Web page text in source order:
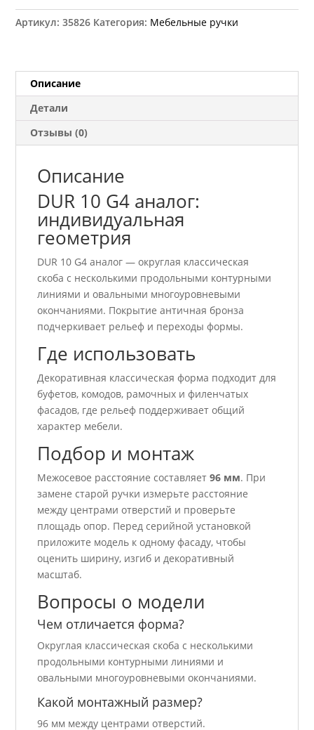
10/96
Артикул:35826 Категория: Мебельные ручки
Описание
Детали
Отзывы (0)
Описание
DUR 10 G4 аналог:
индивидуальная
геометрия
DUR 10 G4 аналог — округлая классическая
скоба с несколькими продольными контурными
линиями и овальными многоуровневыми
окончаниями. Покрытие античная бронза
подчеркивает рельеф и переходы формы.
Где использовать
Декоративная классическая форма подходит для
буфетов, комодов, рамочных и филенчатых
фасадов, где рельеф поддерживает общий
характер мебели.
Подбор и монтаж
Межосевое расстояние составляет96 мм. При
замене старой ручки измерьте расстояние
между центрами отверстий и проверьте
площадь опор. Перед серийной установкой
приложите модель к одному фасаду, чтобы
оценить ширину, изгиб и декоративный
масштаб.
Вопросы о модели
Чем отличается форма?
Округлая классическая скоба с несколькими
продольными контурными линиями и
овальными многоуровневыми окончаниями.
Какой монтажный размер?
96 мм между центрами отверстий.